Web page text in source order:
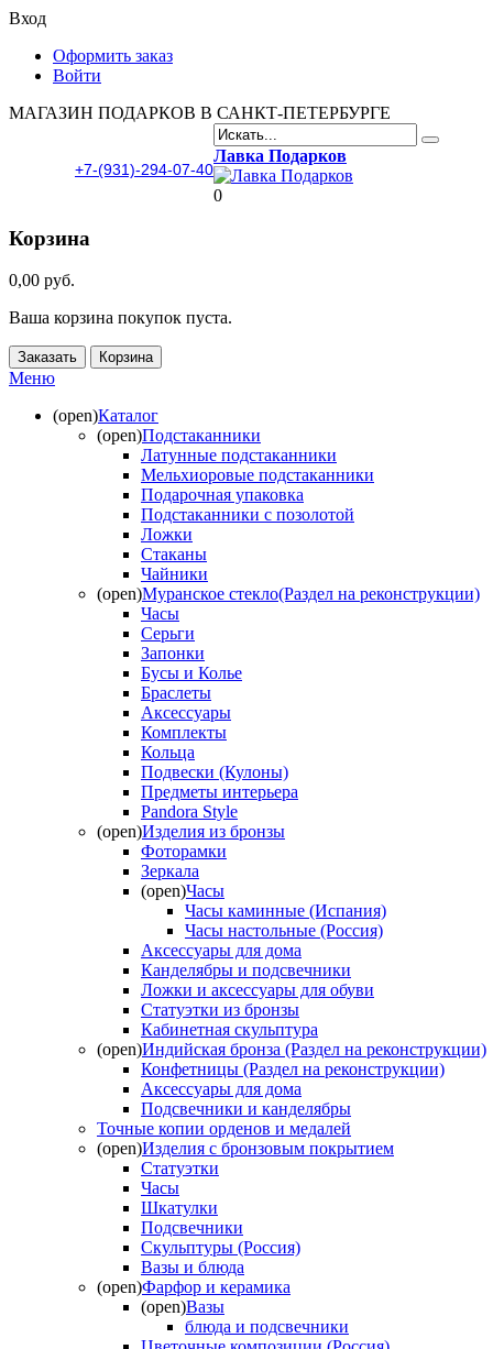
Вход
Оформить заказ
Войти
МАГАЗИН ПОДАРКОВ В САНКТ-ПЕТЕРБУРГЕ
+7-(931)-294-07-40
Лавка Подарков
0
Корзина
0,00 руб.
Ваша корзина покупок пуста.
Заказать Корзина
Меню
(open)Каталог
(open)Подстаканники
Латунные подстаканники
Мельхиоровые подстаканники
Подарочная упаковка
Подстаканники с позолотой
Ложки
Стаканы
Чайники
(open)Муранское стекло(Раздел на реконструкции)
Часы
Серьги
Запонки
Бусы и Колье
Браслеты
Аксессуары
Комплекты
Кольца
Подвески (Кулоны)
Предметы интерьера
Pandora Style
(open)Изделия из бронзы
Фоторамки
Зеркала
(open)Часы
Часы каминные (Испания)
Часы настольные (Россия)
Аксессуары для дома
Канделябры и подсвечники
Ложки и аксессуары для обуви
Статуэтки из бронзы
Кабинетная скульптура
(open)Индийская бронза (Раздел на реконструкции)
Конфетницы (Раздел на реконструкции)
Аксессуары для дома
Подсвечники и канделябры
Точные копии орденов и медалей
(open)Изделия с бронзовым покрытием
Статуэтки
Часы
Шкатулки
Подсвечники
Скульптуры (Россия)
Вазы и блюда
(open)Фарфор и керамика
(open)Вазы
блюда и подсвечники